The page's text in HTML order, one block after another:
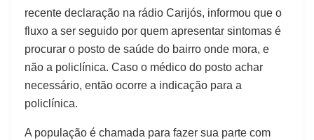
recente declaração na rádio Carijós, informou que o
fluxo a ser seguido por quem apresentar sintomas é
procurar o posto de saúde do bairro onde mora, e
não a policlínica. Caso o médico do posto achar
necessário, então ocorre a indicação para a
policlínica.
A população é chamada para fazer sua parte com